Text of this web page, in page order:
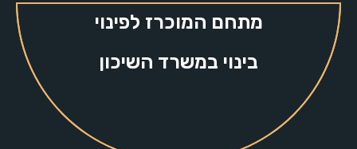
מתחם המוכרז לפינוי
בינוי במשרד השיכון